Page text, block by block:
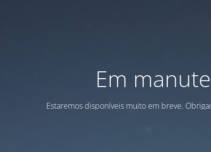
Em
Estaremos disponíveis muito em breve.